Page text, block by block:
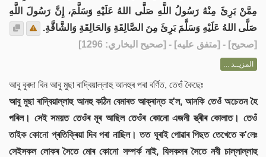
مِمَّنْ بَرِئَ مِنْهُ رَسُولُ اللَّهِ صَلَّى اللهُ عَلَيْهِ وَسَلَّمَ، إِنَّ رَسُولَ اللَّهِ
صَلَّى اللهُ عَلَيْهِ وَسَلَّمَ بَرِئَ مِنَ الصَّالِقَةِ وَالحَالِقَةِ وَالشَّاقَّةِ.
[صحيح] - [متفق عليه] - [صحيح البخاري: 1296]
المزيــد ...
আবু বুৰদা বিন আবু মুছা ৰাদ্বিয়াল্লাহু আনহুৰ পৰা বৰ্ণিত, তেওঁ কৈছেঃ
আবু মুছা ৰাদ্বিয়াল্লাহু আনহু কঠিন বেমাৰত আক্ৰান্ত হ'ল, আনকি তেওঁ অচেতন হৈ
পৰিল। সেই সময়ত তেওঁৰ মূৰ আছিল তেওঁৰ কোনো এজনী স্ত্ৰীৰ কোলাত। তেওঁ
তাইক কোনো প্ৰতিক্ৰিয়া দিব পৰা নাছিল। তত ঘূৰাই পোৱাৰ পিছত তেখেতে ক'লেঃ
সেইসকল লোকৰ সৈতে মোৰ কোনো সম্পৰ্ক নাই, যিসকলৰ সৈতে নবী চাল্লাল্লাহু